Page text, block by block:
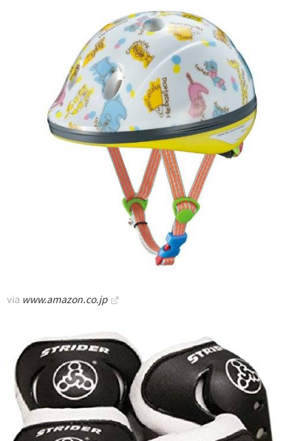
via www.amazon.co.jp